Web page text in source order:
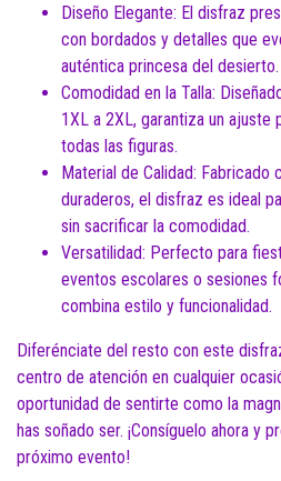
Diseño Elegante: El disfraz
con bordados y detalles que
auténtica princesa del desierto.
Comodidad en la Talla:
1XL a 2XL, garantiza un
todas las figuras.
Material de Calidad: Fabricado
duraderos, el disfraz es ideal
sin sacrificar la comodidad.
Versatilidad: Perfecto para
eventos escolares o sesiones
combina estilo y funcionalidad.
Diferénciate del resto con este
centro de atención en cualquier
oportunidad de sentirte como la
has soñado ser. ¡Consíguelo ahora y
próximo evento!